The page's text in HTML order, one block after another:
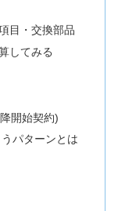
目・交換部品
してみる
開始契約)
パターンとは